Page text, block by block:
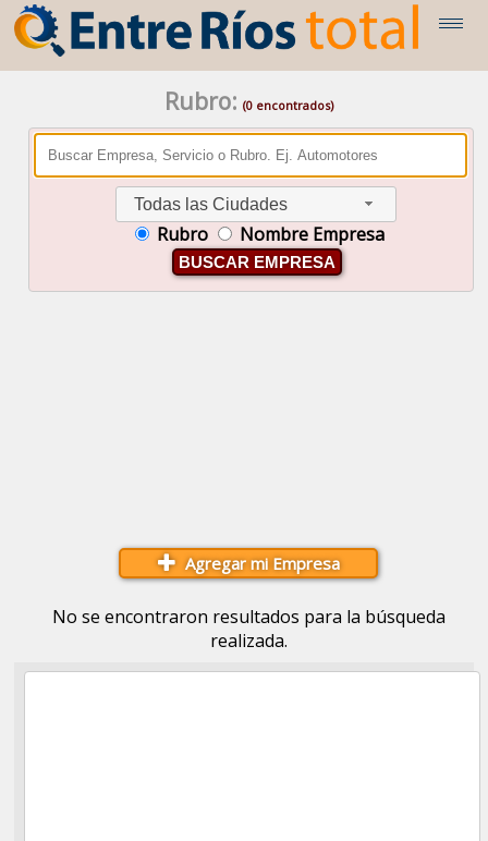
Rubro: (0 encontrados)
Todas las Ciudades
Rubro Nombre Empresa
BUSCAR EMPRESA
Agregar mi Empresa
No se encontraron resultados para la búsqueda
realizada.